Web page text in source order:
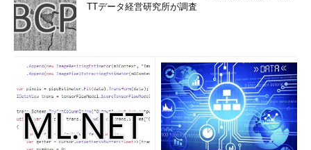
TTデータ経営研究所が調査